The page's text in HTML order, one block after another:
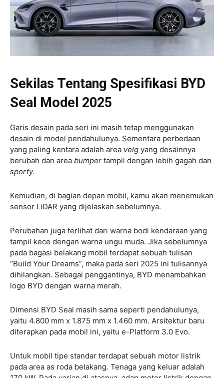
Sekilas Tentang Spesifikasi BYD
Seal Model 2025
Garis desain pada seri ini masih tetap menggunakan
desain di model pendahulunya. Sementara perbedaan
yang paling kentara adalah area velg yang desainnya
berubah dan area bumper tampil dengan lebih gagah dan
sporty.
Kemudian, di bagian depan mobil, kamu akan menemukan
sensor LiDAR yang dijelaskan sebelumnya.
Perubahan juga terlihat dari warna bodi kendaraan yang
tampil kece dengan warna ungu muda. Jika sebelumnya
pada bagasi belakang mobil terdapat sebuah tulisan
“Build Your Dreams”, maka pada seri 2025 ini tulisannya
dihilangkan. Sebagai penggantinya, BYD menambahkan
logo BYD dengan warna merah.
Dimensi BYD Seal masih sama seperti pendahulunya,
yaitu 4.800 mm x 1.875 mm x 1.460 mm. Arsitektur baru
diterapkan pada mobil ini, yaitu e-Platform 3.0 Evo.
Untuk mobil tipe standar terdapat sebuah motor listrik
pada area as roda belakang. Tenaga yang keluar adalah